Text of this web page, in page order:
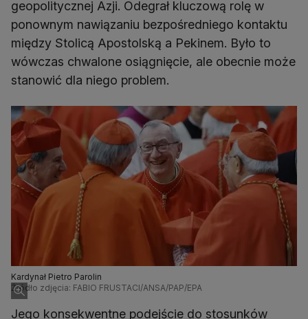
geopolitycznej Azji. Odegrał kluczową rolę w
ponownym nawiązaniu bezpośredniego kontaktu
między Stolicą Apostolską a Pekinem. Było to
wówczas chwalone osiągnięcie, ale obecnie może
stanowić dla niego problem.
Kardynał Pietro Parolin
Źródło zdjęcia: FABIO FRUSTACI/ANSA/PAP/EPA
Jego konsekwentne podejście do stosunków